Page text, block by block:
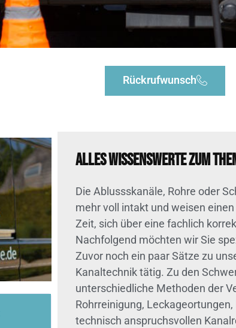
Rückrufwunsch
Alles Wissenswerte zum
Die Ablussskanäle, Rohre oder
mehr voll intakt und weisen
Zeit, sich über eine fachlich
Nachfolgend möchten wir Sie
Zuvor noch ein paar Sätze zu
Kanaltechnik tätig. Zu den
unterschiedliche Methoden der
Rohrreinigung,
technisch anspruchsvollen